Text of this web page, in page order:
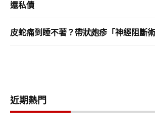
還私債
皮蛇痛到睡不著？帶狀皰疹「神經阻斷
近期熱門